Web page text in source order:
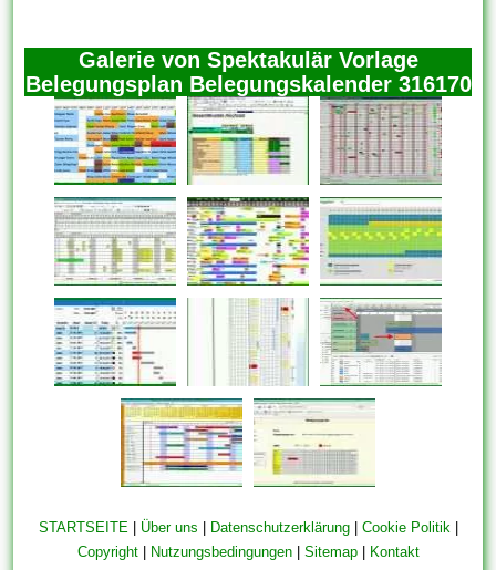
Galerie von Spektakulär Vorlage
Belegungsplan Belegungskalender 316170
STARTSEITE| Über uns Datenschutzerklärung| Cookie Politik|
Copyright| Nutzungsbedingungen| Sitemap| Kontakt